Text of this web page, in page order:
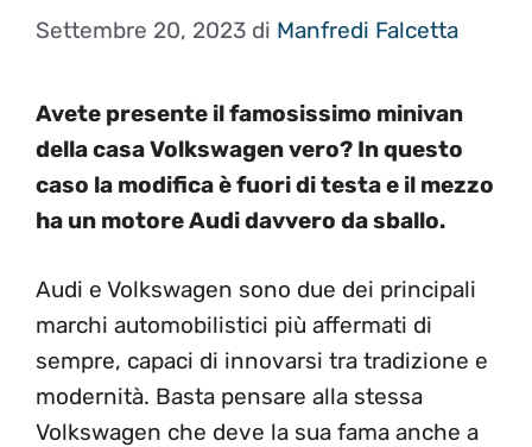
Settembre 20, 2023 di Manfredi Falcetta
Avete presente il famosissimo minivan
della casa Volkswagen vero? In questo
caso la modifica è fuori di testa e il mezzo
ha un motore Audi davvero da sballo.
Audi e Volkswagen sono due dei principali
marchi automobilistici più affermati di
sempre, capaci di innovarsi tra tradizione e
modernità. Basta pensare alla stessa
Volkswagen che deve la sua fama anche a